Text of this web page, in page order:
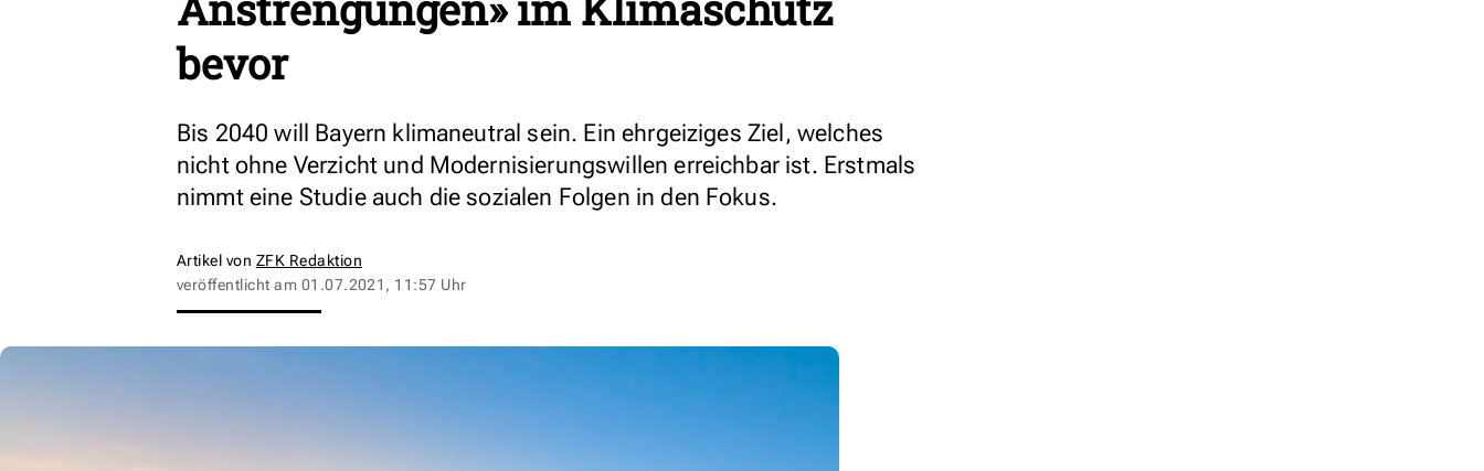
bevor
Bis 2040 will Bayern klimaneutral sein. Ein ehrgeiziges Ziel, welches
nicht ohne Verzicht und Modernisierungswillen erreichbar ist. Erstmals
nimmt eine Studie auch die sozialen Folgen in den Fokus.
Artikel von ZFK Redaktion
veröffentlicht am 01.07.2021, 11:57 Uhr